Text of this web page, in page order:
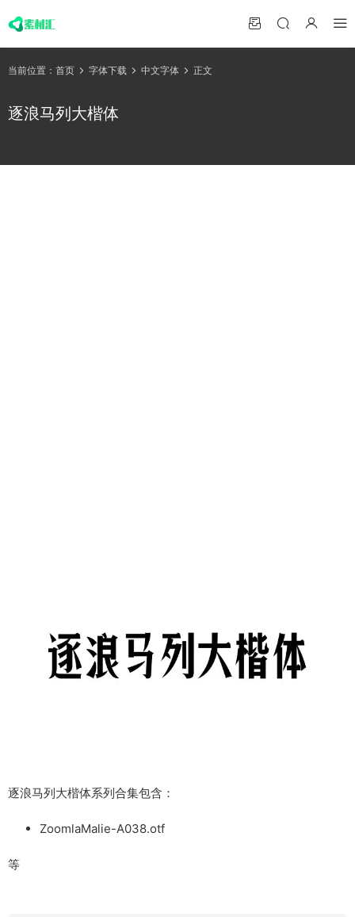
当前位置： 首页 字体下载 中文字体 正文
逐浪马列大楷体
逐浪马列大楷体系列合集包含：
ZoomlaMalie-A038.otf
等